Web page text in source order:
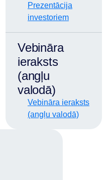
Prezentācija
investoriem
Vebināra
ieraksts
(angļu
valodā)
Vebināra ieraksts
(angļu valodā)